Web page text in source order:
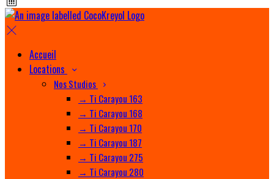
Accueil
Locations
Nos Studios
→ Ti Carayou 163
→ Ti Carayou 168
→ Ti Carayou 170
→ Ti Carayou 187
→ Ti Carayou 275
→ Ti Carayou 280